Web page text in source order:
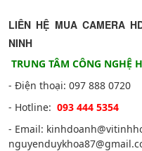
LIÊN HỆ MUA CAMERA
NINH
TRUNG TÂM CÔNG NGHỆ
- Điện thoại: 097 888 0720
- Hotline: 093 444 5354
- Email: